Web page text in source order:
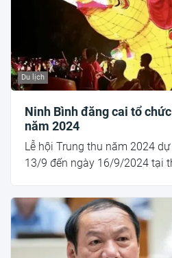
Du lịch
Ninh Bình đăng cai tổ
năm 2024
Lễ hội Trung thu năm 2024
13/9 đến ngày 16/9/2024 tại